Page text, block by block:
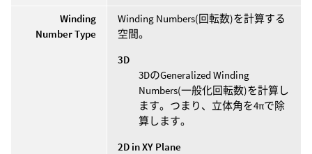
Winding
Number Type
Winding Numbers(回転数)を計算する
空間。
3D
3DのGeneralized Winding
Numbers(一般化回転数)を計算し
ます。つまり、立体角を4πで除
算します。
2D in XY Plane